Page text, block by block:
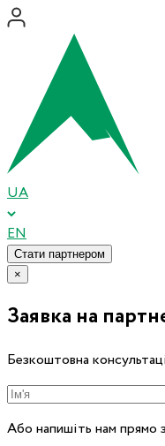
UA
EN
Стати партнером
×
Заявка на
Безкоштовна
Або напишіть нам прямо